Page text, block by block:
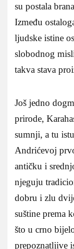
su postala
Između
ljudske istine
slobodnog
takva stava
Još jedno
prirode,
sumnji, a tu
Andrićevoj
antičku i
njeguju
dobru i zlu
suštine prema
što u crno
prepoznatljive